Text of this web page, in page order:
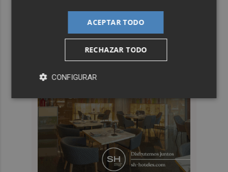
ACEPTAR TODO
RECHAZAR TODO
CONFIGURAR